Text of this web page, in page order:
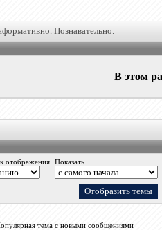
Познавательно.
В этом
отображения Показать
тема с новыми сообщениями